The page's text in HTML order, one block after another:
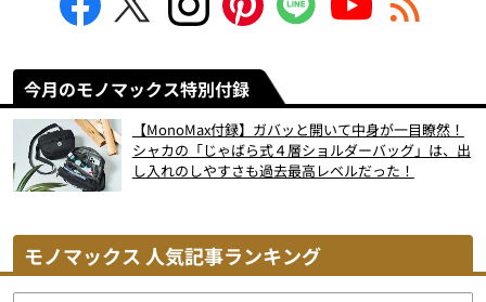
今月のモノマックス特別付録
【MonoMax付録】ガバッと開いて中身が一目瞭然！
シャカの「じゃばら式４層ショルダーバッグ」は、出
し入れのしやすさも過去最高レベルだった！
モノマックス 人気記事ランキング